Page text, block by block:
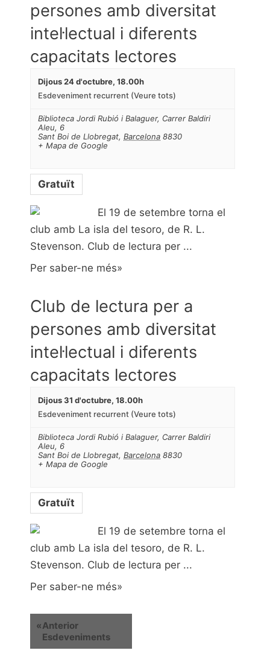
persones amb diversitat
intel·lectual i diferents
capacitats lectores
Dijous 24 d'octubre, 18.00h
Esdeveniment recurrent (Veure tots)
Biblioteca Jordi Rubió i Balaguer, Carrer Baldiri
Aleu, 6
Sant Boi de Llobregat, Barcelona 8830
+ Mapa de Google
Gratuït
El 19 de setembre torna el
club amb La isla del tesoro, de R. L.
Stevenson. Club de lectura per ...
Per saber-ne més»
Club de lectura per a
persones amb diversitat
intel·lectual i diferents
capacitats lectores
Dijous 31 d'octubre, 18.00h
Esdeveniment recurrent (Veure tots)
Biblioteca Jordi Rubió i Balaguer, Carrer Baldiri
Aleu, 6
Sant Boi de Llobregat, Barcelona 8830
+ Mapa de Google
Gratuït
El 19 de setembre torna el
club amb La isla del tesoro, de R. L.
Stevenson. Club de lectura per ...
Per saber-ne més»
«Anterior
Esdeveniments